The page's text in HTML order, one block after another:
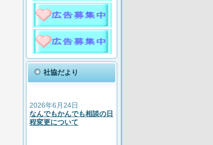
社協だより
2026年6月24日
なんでもかんでも相談の日
程変更について